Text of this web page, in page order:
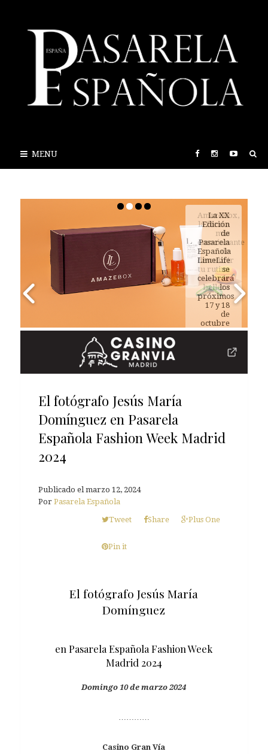
MENU
AmazeBox,
la forma
más
emocionante
de
descubrir
tu rutina
de
belleza
El fotógrafo Jesús María
Domínguez en Pasarela
Española Fashion Week Madrid
2024
Publicado el marzo 12, 2024
Por Pasarela Española
Tweet
Share Plus One
Pin it
El fotógrafo Jesús María
Domínguez
en Pasarela Española Fashion Week
Madrid 2024
Domingo 10 de marzo 2024
Casino Gran Vía